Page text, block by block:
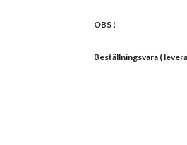
OBS !
Beställningsvara (